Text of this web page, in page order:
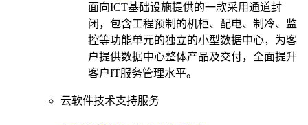
面向ICT基础设施提供的一款采用通道封
闭，包含工程预制的机柜、配电、制冷、监
控等功能单元的独立的小型数据中心，为客
户提供数据中心整体产品及交付，全面提升
客户IT服务管理水平。
云软件技术支持服务